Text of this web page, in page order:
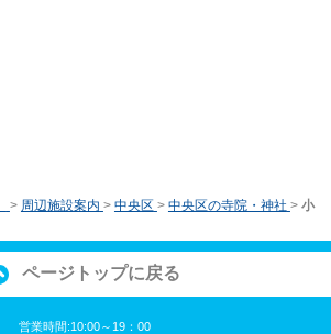
> 周辺施設案内 > 中央区 > 中央区の寺院・神社 > 小
ページトップに戻る
営業時間:10:00～19：00